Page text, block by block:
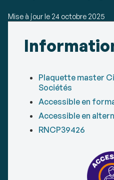
Mise à jour le 24 octobre 2025
Détails
Plaquette master
Sociétés
Accessible en
Accessible en
RNCP39426